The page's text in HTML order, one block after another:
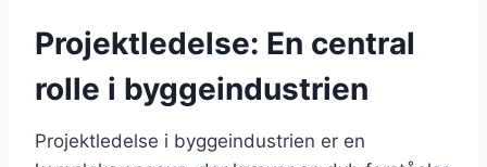
Projektledelse: En central
rolle i byggeindustrien
Projektledelse i byggeindustrien er en